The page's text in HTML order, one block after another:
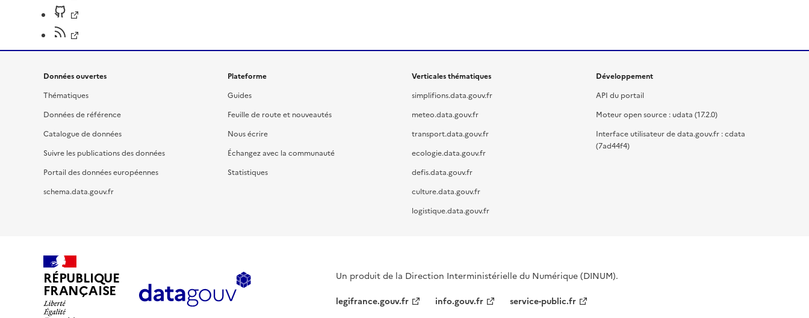
Données ouvertes
Thématiques
Données de référence
Catalogue de données
Suivre les publications des données
Portail des données européennes
schema.data.gouv.fr
Plateforme
Guides
Feuille de route et nouveautés
Nous écrire
Échangez avec la communauté
Statistiques
Verticales thématiques
simplifions.data.gouv.fr
meteo.data.gouv.fr
transport.data.gouv.fr
ecologie.data.gouv.fr
defis.data.gouv.fr
culture.data.gouv.fr
logistique.data.gouv.fr
Développement
API du portail
Moteur open source : udata (17.2.0)
Interface utilisateur de data.gouv.fr : cdata
(7ad44f4)
RÉPUBLIQUE
FRANÇAISE
Un produit de la Direction Interministérielle du Numérique (DINUM).
legifrance.gouv.fr
info.gouv.fr service-public.fr